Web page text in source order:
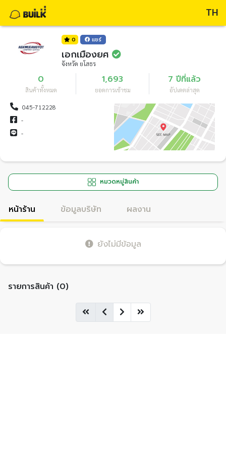
TH
0 แชร์
เอกเมืองยศ
จังหวัด ยโสธร
0
สินค้าทั้งหมด
1,693
ยอดการเข้าชม
7 ปีที่แล้ว
อัปเดตล่าสุด
045-712228
-
-
หมวดหมู่สินค้า
หน้าร้าน ข้อมูลบริษัท ผลงาน
ยังไม่มีข้อมูล
รายการสินค้า (0)